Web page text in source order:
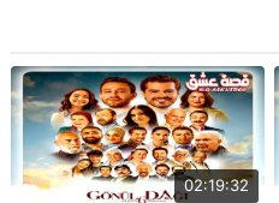
02:19:32